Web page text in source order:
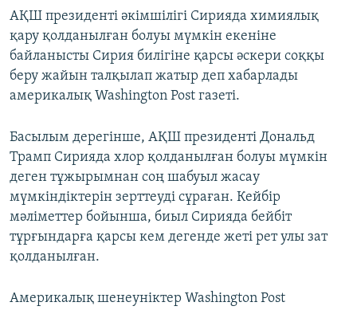
АҚШ президенті әкімшілігі Сирияда химиялық
қару қолданылған болуы мүмкін екеніне
байланысты Сирия билігіне қарсы әскери соққы
беру жайын талқылап жатыр деп хабарлады
америкалық Washington Post газеті.
Басылым дерегінше, АҚШ президенті Дональд
Трамп Сирияда хлор қолданылған болуы мүмкін
деген тұжырымнан соң шабуыл жасау
мүмкіндіктерін зерттеуді сұраған. Кейбір
мәліметтер бойынша, биыл Сирияда бейбіт
тұрғындарға қарсы кем дегенде жеті рет улы зат
қолданылған.
Америкалық шенеуніктер Washington Post